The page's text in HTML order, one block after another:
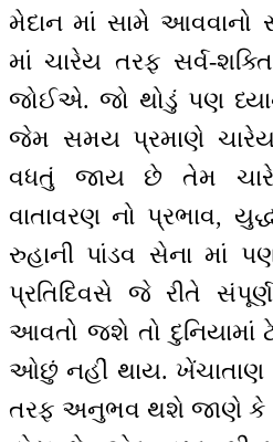
મેદાન માં સામે
માં ચારેય તરફ સર્વ-
જોઈએ. જો થોડું પણ
જેમ સમય પ્રમાણે ચારેય
વધતું જાય છે તેમ
વાતાવરણ નો પ્રભાવ,
રુહાની પાંડવ સેના માં
પ્રતિદિવસે જે રીતે
આવતો જશે તો
ઓછું નહીં થાય. ખેંચાતાણ
તરફ અનુભવ થશે જાણે કે